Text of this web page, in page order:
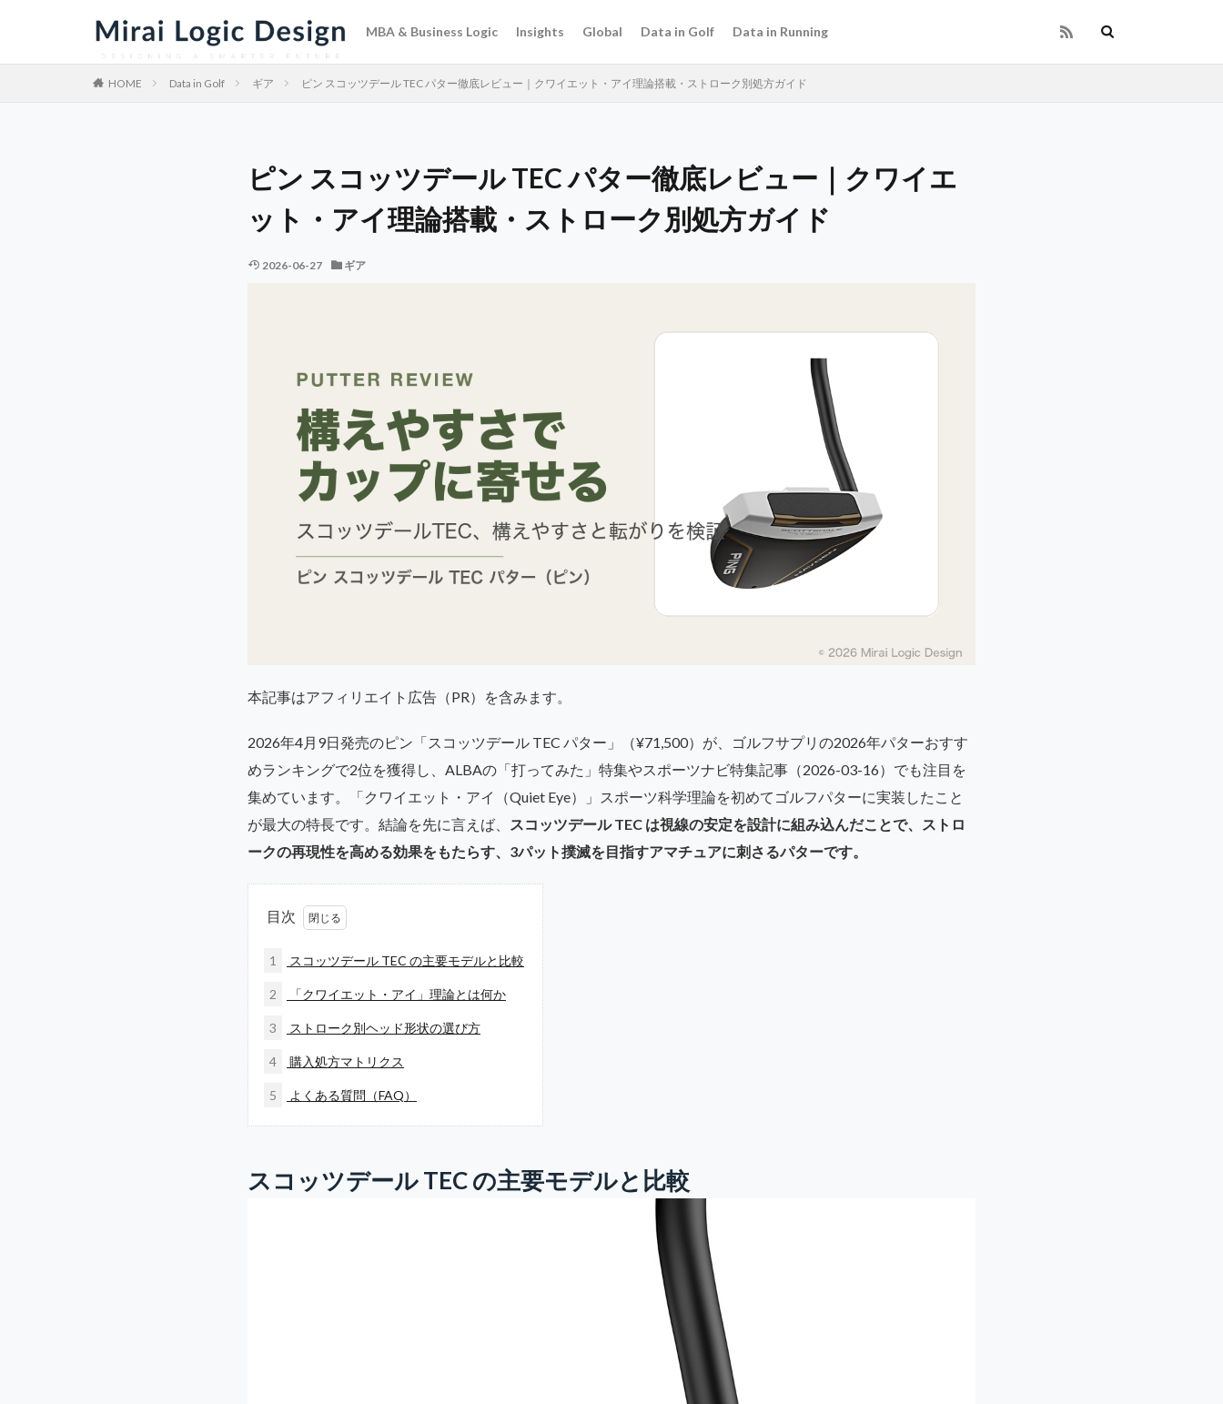
MBA & Business Logic Insights Global Data in Golf Data in Running
HOME Data in Golf ギア ピン スコッツデール TEC パター徹底レビュー｜クワイエット・アイ理論搭載・ストローク別処方ガイド
ピン スコッツデール TEC パター徹底レビュー｜クワイエ
ット・アイ理論搭載・ストローク別処方ガイド
2026-06-27 ギア
本記事はアフィリエイト広告（PR）を含みます。
2026年4月9日発売のピン「スコッツデール TEC パター」（¥71,500）が、ゴルフサプリの2026年パターおすす
めランキングで2位を獲得し、ALBAの「打ってみた」特集やスポーツナビ特集記事（2026-03-16）でも注目を
集めています。「クワイエット・アイ（Quiet Eye）」スポーツ科学理論を初めてゴルフパターに実装したこと
が最大の特長です。結論を先に言えば、
スコッツデール TEC は視線の安定を設計に組み込んだことで、ストロ
ークの再現性を高める効果をもたらす、3パット撲滅を目指すアマチュアに刺さるパターです。
目次
1 スコッツデール TEC の主要モデルと比較
2 「クワイエット・アイ」理論とは何か
3 ストローク別ヘッド形状の選び方
4 購入処方マトリクス
5 よくある質問（FAQ）
スコッツデール TEC の主要モデルと比較